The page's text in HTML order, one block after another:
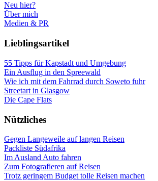
Neu hier?
Über mich
Medien & PR
Lieblingsartikel
55 Tipps für Kapstadt und Umgebung
Ein Ausflug in den Spreewald
Wie ich mit dem Fahrrad durch Soweto fuhr
Streetart in Glasgow
Die Cape Flats
Nützliches
Gegen Langeweile auf langen Reisen
Packliste Südafrika
Im Ausland Auto fahren
Zum Fotografieren auf Reisen
Trotz geringem Budget tolle Reisen machen